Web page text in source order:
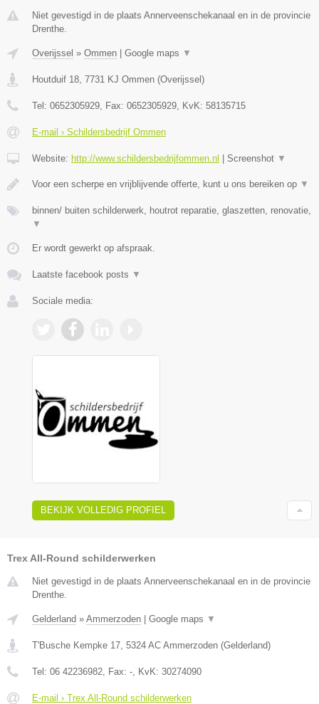
Niet gevestigd in de plaats Annerveenschekanaal en in de provincie
Drenthe.
Overijssel » Ommen Google maps ▼
Houtduif 18 7731 KJ Ommen (Overijssel )
Tel: 0652305929 , Fax: 0652305929 , KvK: 58135715
E-mail › Schildersbedrijf Ommen
Website: http://www.schildersbedrijfommen.nl Screenshot ▼
Voor een scherpe en vrijblijvende offerte, kunt u ons bereiken op ▼
binnen/ buiten schilderwerk, houtrot reparatie, glaszetten, renovatie,
▼
Er wordt gewerkt op afspraak.
Laatste facebook posts ▼
Sociale media:
BEKIJK VOLLEDIG PROFIEL
Trex All-Round schilderwerken
Niet gevestigd in de plaats Annerveenschekanaal en in de provincie
Drenthe.
Gelderland » Ammerzoden Google maps ▼
T'Busche Kempke 17 5324 AC Ammerzoden (Gelderland)
Tel: 06 42236982 , Fax: - , KvK: 30274090
E-mail › Trex All-Round schilderwerken